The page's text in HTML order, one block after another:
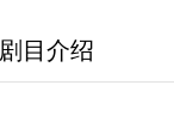
剧目介绍